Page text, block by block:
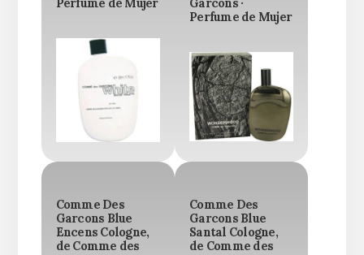
Perfume de Mujer
Garcons ·
Perfume de Mujer
Comme Des
Garcons Blue
Encens Cologne,
de Comme des
Comme Des
Garcons Blue
Santal Cologne,
de Comme des